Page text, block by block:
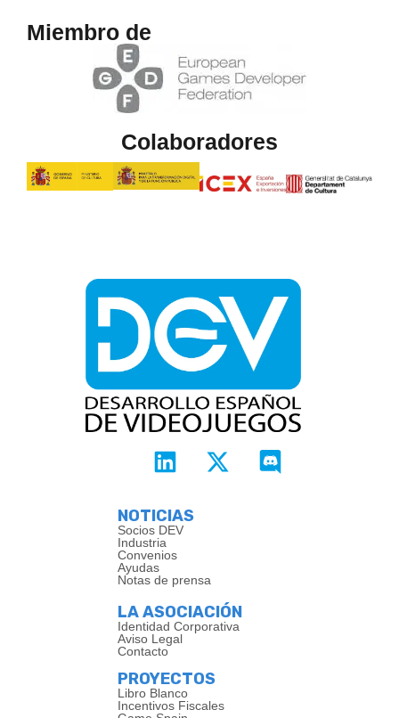
Miembro de
Colaboradores
NOTICIAS
Socios DEV
Industria
Convenios
Ayudas
Notas de prensa
LA ASOCIACIÓN
Identidad Corporativa
Aviso Legal
Contacto
PROYECTOS
Libro Blanco
Incentivos Fiscales